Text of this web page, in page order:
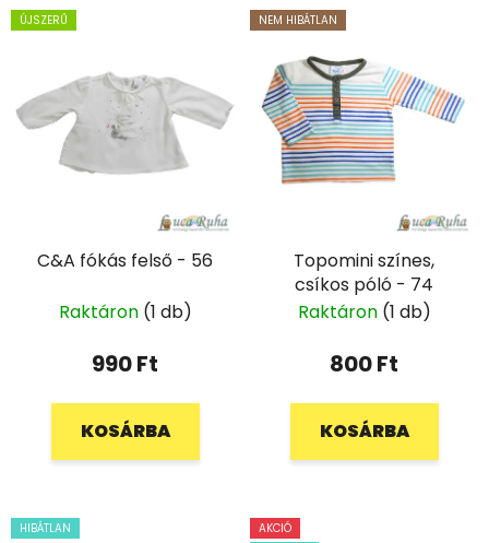
ÚJSZERŰ
C&A fókás felső - 56
Raktáron (1 db)
990 Ft
KOSÁRBA
NEM HIBÁTLAN
Topomini színes,
csíkos póló - 74
Raktáron (1 db)
800 Ft
KOSÁRBA
HIBÁTLAN
AKCIÓ